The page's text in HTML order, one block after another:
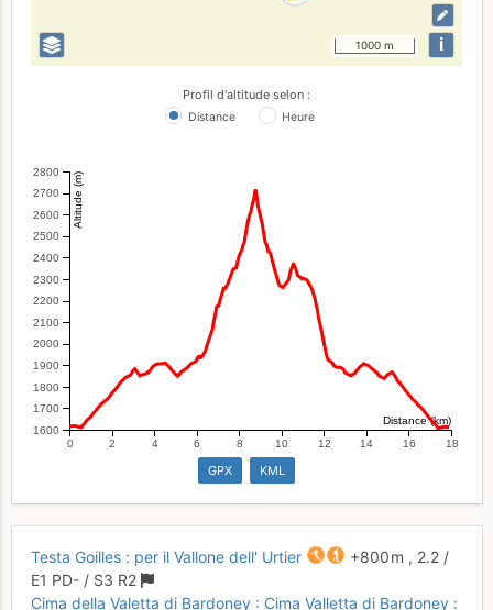
1000 m i
Profil d'altitude selon :
Distance Heure
1600
1700
1800
1900
2000
2100
2200
2300
2400
2500
2600
2700
2800 Altitude (m)
0 2 4 6 8 10 12 14 16 18
Distance (km)
GPX KML
Testa Goilles : per il Vallone dell' Urtier +800 m , 2.2 /
E1 PD- / S3 R2
Cima della Valetta di Bardoney : Cima Valletta di Bardoney :